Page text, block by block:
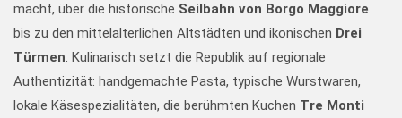
macht, über die historische Seilbahn von Borgo Maggiore
bis zu den mittelalterlichen Altstädten und ikonischen Drei
Türmen. Kulinarisch setzt die Republik auf regionale
Authentizität: handgemachte Pasta, typische Wurstwaren,
lokale Käsespezialitäten, die berühmten Kuchen Tre Monti